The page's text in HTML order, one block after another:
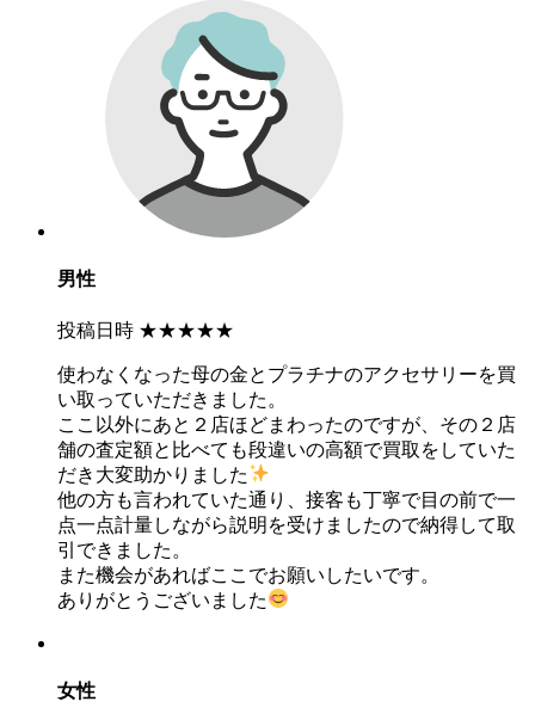
男性
投稿日時 ★★★★★
使わなくなった母の金とプラチナのアクセサリーを買
い取っていただきました。
ここ以外にあと２店ほどまわったのですが、その２店
舗の査定額と比べても段違いの高額で買取をしていた
だき大変助かりました
他の方も言われていた通り、接客も丁寧で目の前で一
点一点計量しながら説明を受けましたので納得して取
引できました。
また機会があればここでお願いしたいです。
ありがとうございました
女性